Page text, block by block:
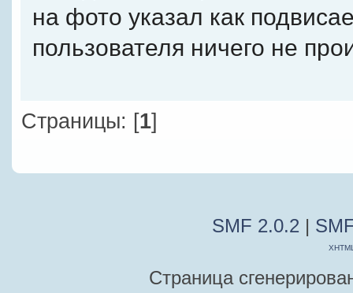
на фото указал как
пользователя ничего не
Страницы: [1]
SMF 2.0.2 |
Страница